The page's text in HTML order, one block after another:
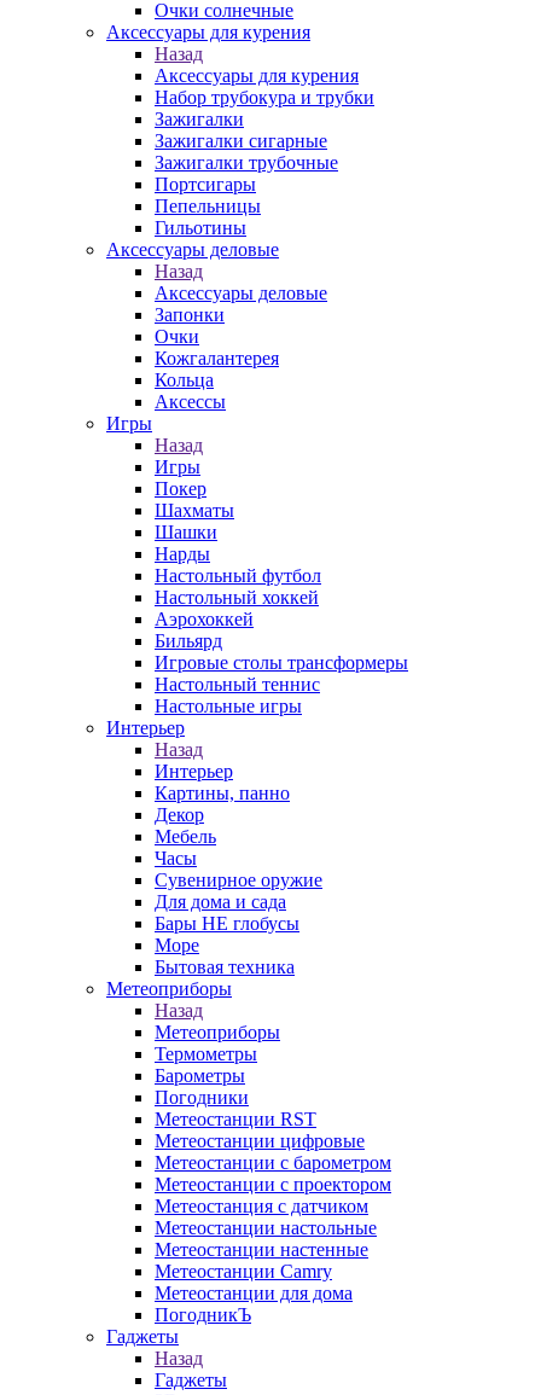
Очки солнечные
Аксессуары для курения
Назад
Аксессуары для курения
Набор трубокура и трубки
Зажигалки
Зажигалки сигарные
Зажигалки трубочные
Портсигары
Пепельницы
Гильотины
Аксессуары деловые
Назад
Аксессуары деловые
Запонки
Очки
Кожгалантерея
Кольца
Аксессы
Игры
Назад
Игры
Покер
Шахматы
Шашки
Нарды
Настольный футбол
Настольный хоккей
Аэрохоккей
Бильярд
Игровые столы трансформеры
Настольный теннис
Настольные игры
Интерьер
Назад
Интерьер
Картины, панно
Декор
Мебель
Часы
Сувенирное оружие
Для дома и сада
Бары НЕ глобусы
Море
Бытовая техника
Метеоприборы
Назад
Метеоприборы
Термометры
Барометры
Погодники
Метеостанции RST
Метеостанции цифровые
Метеостанции с барометром
Метеостанции с проектором
Метеостанция с датчиком
Метеостанции настольные
Метеостанции настенные
Метеостанции Camry
Метеостанции для дома
ПогодникЪ
Гаджеты
Назад
Гаджеты